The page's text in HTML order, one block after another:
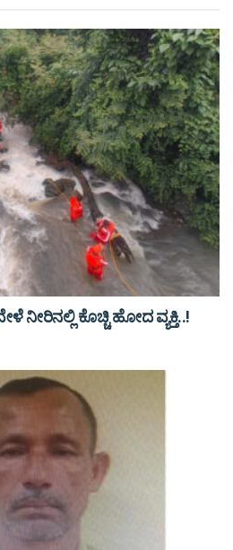
ನೀರಿನಲ್ಲಿ ಕೊಚ್ಚಿ ಹೋದ ವ್ಯಕ್ತಿ..!